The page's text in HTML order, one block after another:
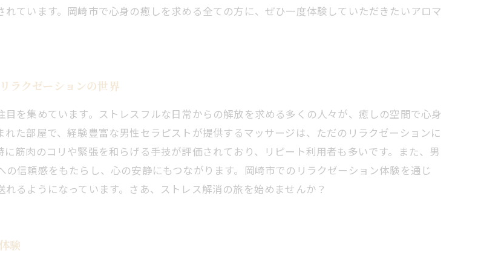
ています。岡崎市で心身の癒しを求める全ての方に、ぜひ一度体験していただきたいアロマ
ラクゼーションの世界
を集めています。ストレスフルな日常からの解放を求める多くの人々が、癒しの空間で心身
た部屋で、経験豊富な男性セラピストが提供するマッサージは、ただのリラクゼーションに
筋肉のコリや緊張を和らげる手技が評価されており、リピート利用者も多いです。また、男
信頼感をもたらし、心の安静にもつながります。岡崎市でのリラクゼーション体験を通じ
るようになっています。さあ、ストレス解消の旅を始めませんか？
験